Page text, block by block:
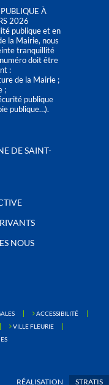
À
2026
publique et en
la Mairie, nous
tranquillité
doit être
:
de la Mairie ;
;
publique
publique…).
DE SAINT-
NOUS
ACCESSIBILITÉ
VILLE FLEURIE
RÉALISATION STRATIS